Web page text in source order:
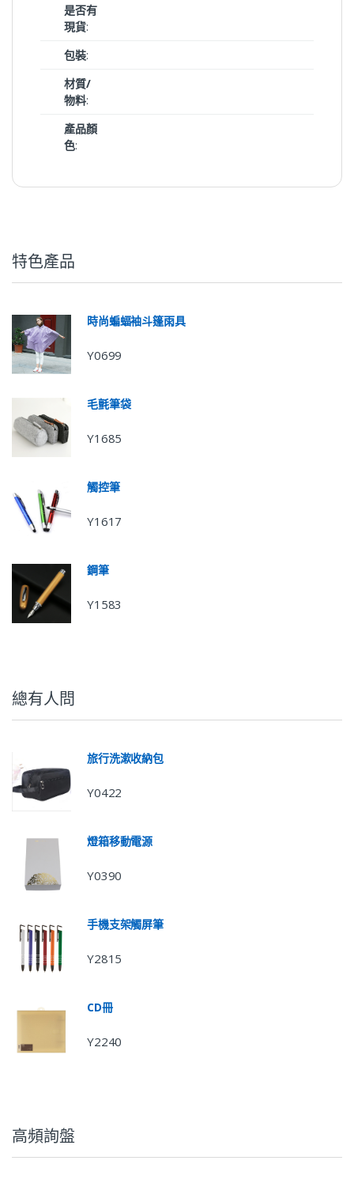
是否有
現貨:
包裝:
材質/
物料:
產品顏
色:
特色產品
時尚蝙蝠袖斗篷雨具
Y0699
毛氈筆袋
Y1685
觸控筆
Y1617
鋼筆
Y1583
總有人問
旅行洗漱收納包
Y0422
燈箱移動電源
Y0390
手機支架觸屏筆
Y2815
CD冊
Y2240
高頻詢盤